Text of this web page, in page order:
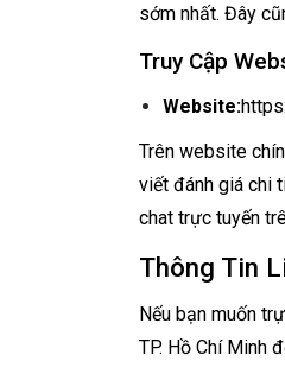
sớm nhất. Đây
Truy Cập
Website:
Trên website
viết đánh giá chi
chat trực tuyến
Thông Tin
Nếu bạn muốn
TP. Hồ Chí Minh